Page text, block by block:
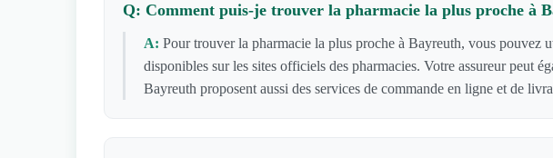
Q: Comment puis-je trouver la pharmacie la plus proche à
A: Pour trouver la pharmacie la plus proche à Bayreuth, vous pouvez
disponibles sur les sites officiels des pharmacies. Votre assureur peut
Bayreuth proposent aussi des services de commande en ligne et de